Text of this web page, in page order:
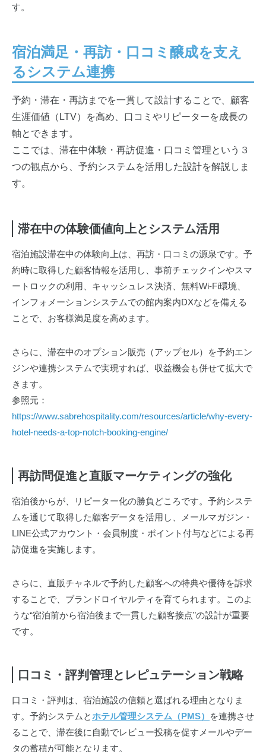
す。
宿泊満足・再訪・口コミ醸成を支え
るシステム連携
予約・滞在・再訪までを一貫して設計することで、顧客
生涯価値（LTV）を高め、口コミやリピーターを成長の
軸とできます。
ここでは、滞在中体験・再訪促進・口コミ管理という３
つの観点から、予約システムを活用した設計を解説しま
す。
滞在中の体験価値向上とシステム活用
宿泊施設滞在中の体験向上は、再訪・口コミの源泉です。予
約時に取得した顧客情報を活用し、事前チェックインやスマ
ートロックの利用、キャッシュレス決済、無料Wi-Fi環境、
インフォメーションシステムでの館内案内DXなどを備える
ことで、お客様満足度を高めます。
さらに、滞在中のオプション販売（アップセル）を予約エン
ジンや連携システムで実現すれば、収益機会も併せて拡大で
きます。
参照元：
https://www.sabrehospitality.com/resources/article/why-every-
hotel-needs-a-top-notch-booking-engine/
再訪問促進と直販マーケティングの強化
宿泊後からが、リピーター化の勝負どころです。予約システ
ムを通じて取得した顧客データを活用し、メールマガジン・
LINE公式アカウント・会員制度・ポイント付与などによる再
訪促進を実施します。
さらに、直販チャネルで予約した顧客への特典や優待を訴求
することで、ブランドロイヤルティを育てられます。このよ
うな“宿泊前から宿泊後まで一貫した顧客接点”の設計が重要
です。
口コミ・評判管理とレピュテーション戦略
口コミ・評判は、宿泊施設の信頼と選ばれる理由となりま
す。予約システムとホテル管理システム（PMS）
を連携させ
ることで、滞在後に自動でレビュー投稿を促すメールやデー
タの蓄積が可能となります。